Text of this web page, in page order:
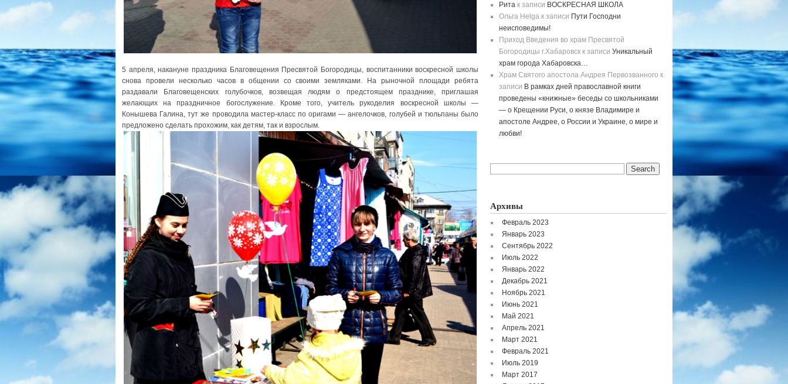
5 апреля, накануне праздника Благовещения Пресвятой Богородицы, воспитанники воскресной школы
снова провели несколько часов в общении со своими земляками. На рыночной площади ребята
раздавали Благовещенских голубочков, возвещая людям о предстоящем празднике, приглашая
желающих на праздничное богослужение. Кроме того, учитель рукоделия воскресной школы —
Конышева Галина, тут же проводила мастер-класс по оригами — ангелочков, голубей и тюльпаны было
предложено сделать прохожим, как детям, так и взрослым.
Рита к записи ВОСКРЕСНАЯ ШКОЛА
Ольга Helga к записи Пути Господни
неисповедимы!
Приход Введения во храм Пресвятой
Богородицы г.Хабаровск к записи Уникальный
храм города Хабаровска…
Храм Святого апостола Андрея Первозванного к
записи В рамках дней православной книги
проведены «книжные» беседы со школьниками
— о Крещении Руси, о князе Владимире и
апостоле Андрее, о России и Украине, о мире и
любви!
Архивы
Февраль 2023
Январь 2023
Сентябрь 2022
Июль 2022
Январь 2022
Декабрь 2021
Ноябрь 2021
Июнь 2021
Май 2021
Апрель 2021
Март 2021
Февраль 2021
Июль 2019
Март 2017